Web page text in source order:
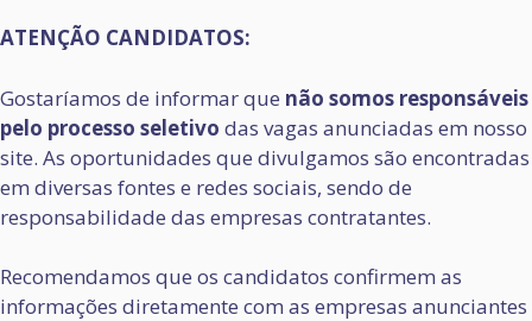
ATENÇÃO CANDIDATOS:
Gostaríamos de informar que não somos responsáveis
pelo processo seletivo das vagas anunciadas em nosso
site. As oportunidades que divulgamos são encontradas
em diversas fontes e redes sociais, sendo de
responsabilidade das empresas contratantes.
Recomendamos que os candidatos confirmem as
informações diretamente com as empresas anunciantes